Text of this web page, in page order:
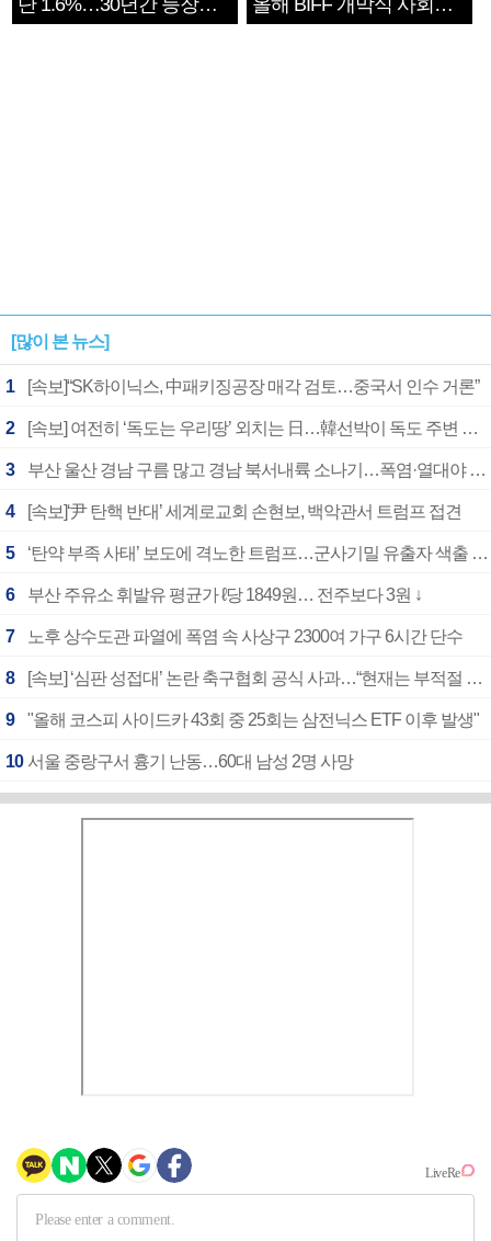
단 1.6%…30년간 등장
1182개팀 전수조사
올해 BIFF 개막식 사회자
확정
[많이 본 뉴스]
1 [속보]“SK하이닉스, 中패키징공장 매각 검토…중국서 인수 거론”
2 [속보] 여전히 ‘독도는 우리땅’ 외치는 日…韓선박이 독도 주변 해양조사 활동하자 반발
3 부산 울산 경남 구름 많고 경남 북서내륙 소나기…폭염·열대야 계속
4 [속보]‘尹 탄핵 반대’ 세계로교회 손현보, 백악관서 트럼프 접견
5 ‘탄약 부족 사태’ 보도에 격노한 트럼프…군사기밀 유출자 색출 지시
6 부산 주유소 휘발유 평균가 ℓ당 1849원… 전주보다 3원 ↓
7 노후 상수도관 파열에 폭염 속 사상구 2300여 가구 6시간 단수
8 [속보] ‘심판 성접대’ 논란 축구협회 공식 사과…“현재는 부적절 행위 없어”
9 "올해 코스피 사이드카 43회 중 25회는 삼전닉스 ETF 이후 발생"
10 서울 중랑구서 흉기 난동…60대 남성 2명 사망